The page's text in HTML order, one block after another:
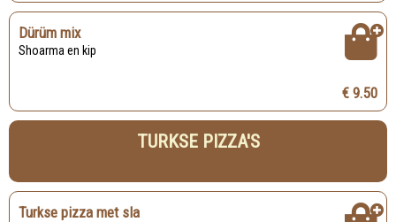
Dürüm mix
Shoarma en kip
€ 9.50
TURKSE PIZZA'S
Turkse pizza met sla